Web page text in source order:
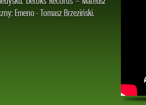
Reprezentacji Polski U-16. Zagrał
Turnieju UEFA
systematycznej pracy!